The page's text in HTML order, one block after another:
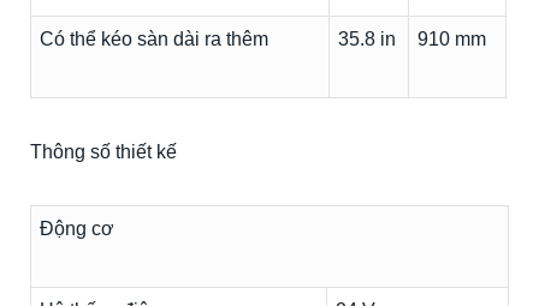
Có thể kéo sàn dài ra thêm 35.8 in 910 mm
Thông số thiết kế
Động cơ